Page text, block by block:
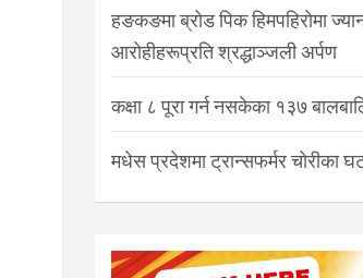
हङकङमा ब्रोड पिक हिमपहिरोमा
आरोहीहरूप्रति श्रद्धाञ्जली अर्पण
कक्षा ८ पूरा गर्न नसकेका १३७
मधेस प्रदेशमा ट्रान्सफर्मर चोरीका